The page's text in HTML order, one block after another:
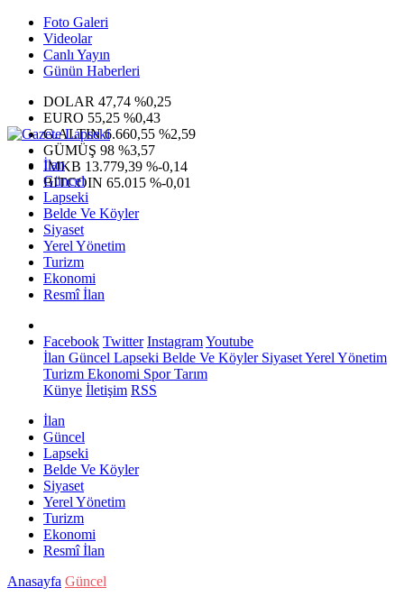
Foto Galeri
Videolar
Canlı Yayın
Günün Haberleri
DOLAR 47,74 %0,25
EURO 55,25 %0,43
G.ALTIN6.660,55 %2,59
GÜMÜŞ 98 %3,57
IMKB 13.779,39 %-0,14
BITCOIN 65.015 %-0,01
İlan
Güncel
Lapseki
Belde Ve Köyler
Siyaset
Yerel Yönetim
Turizm
Ekonomi
Resmî İlan
Facebook Twitter InstagramYoutube
İlan Güncel Lapseki Belde Ve KöylerSiyasetYerel Yönetim
Turizm Ekonomi SporTarım
Künye İletişim RSS
İlan
Güncel
Lapseki
Belde Ve Köyler
Siyaset
Yerel Yönetim
Turizm
Ekonomi
Resmî İlan
Anasayfa Güncel